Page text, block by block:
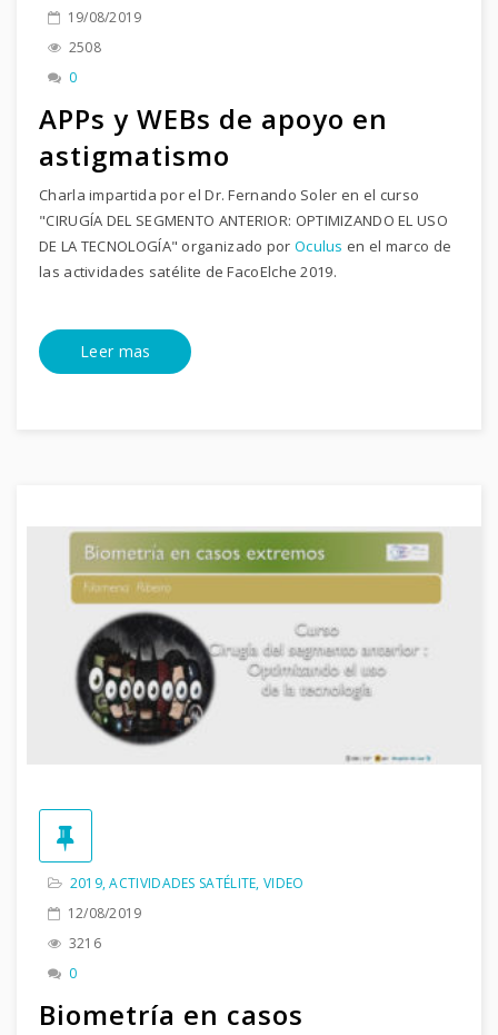
19/08/2019
2508
0
APPs y WEBs de apoyo en
astigmatismo
Charla impartida por el Dr. Fernando Soler en el curso
"CIRUGÍA DEL SEGMENTO ANTERIOR: OPTIMIZANDO EL USO
DE LA TECNOLOGÍA" organizado por Oculus en el marco de
las actividades satélite de FacoElche 2019.
Leer mas
2019,ACTIVIDADES SATÉLITE,VIDEO
12/08/2019
3216
0
Biometría en casos